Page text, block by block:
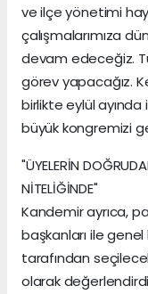
ve ilçe yönetimi
çalışmalarımıza
devam edeceğiz.
görev yapacağız.
birlikte eylül ayında
büyük kongremizi
"ÜYELERİN
NİTELİĞİNDE"
Kandemir ayrıca,
başkanları ile
tarafından
olarak